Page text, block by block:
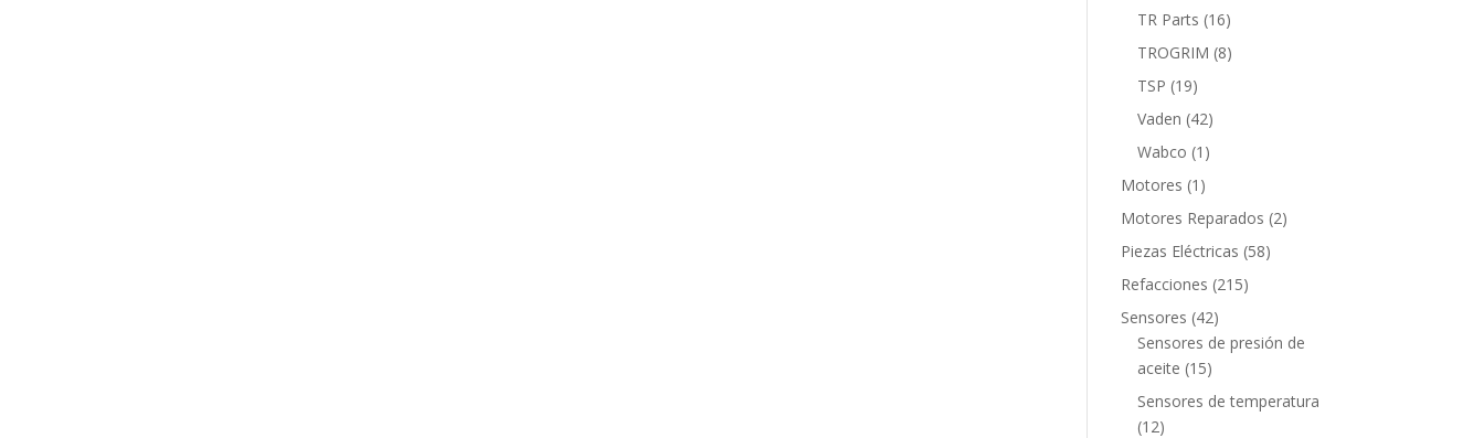
productos
TR Parts 1616
productos
TROGRIM 88
TSP 1919
productos
Vaden 4242
productos
Wabco 1 1
Motores 1 1
producto
Motores Reparados 22
Piezas Eléctricas 5858
Refacciones 215215
Sensores 4242
productos
Sensores de presión de
aceite 1515
productos
Sensores de temperatura
1212